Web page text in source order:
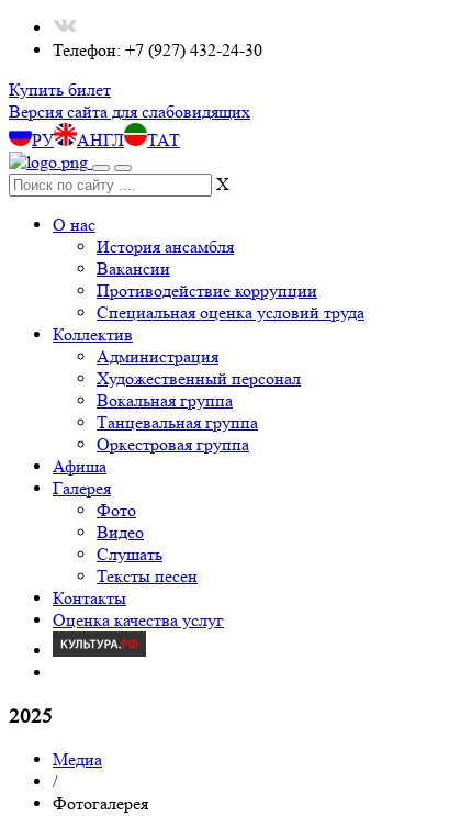
Телефон: +7 (927) 432-24-30
Купить билет
Версия сайта для слабовидящих
РУ
АНГЛ ТАТ
X
О нас
История ансамбля
Вакансии
Противодействие коррупции
Специальная оценка условий труда
Коллектив
Администрация
Художественный персонал
Вокальная группа
Танцевальная группа
Оркестровая группа
Афиша
Галерея
Фото
Видео
Слушать
Тексты песен
Контакты
Оценка качества услуг
2025
Медиа
/
Фотогалерея